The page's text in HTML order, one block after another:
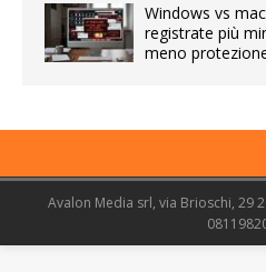
Windows vs
registrate più
meno
Avalon Media srl, via Brioschi, 29